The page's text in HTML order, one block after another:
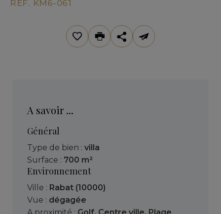
REF. KM6-061
A savoir ...
Général
Type de bien : villa
Surface : 700 m²
Environnement
Ville : Rabat (10000)
Vue : dégagée
A proximité : Golf, Centre ville, Plage